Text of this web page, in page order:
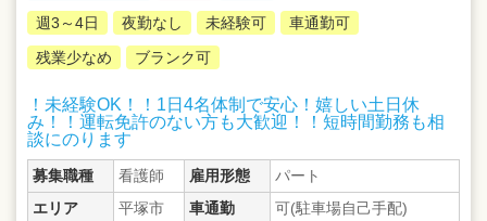
週3～4日 夜勤なし 未経験可
車通勤可
残業少なめ
ブランク可
！未経験OK！！1日4名体制で安心！嬉しい土日休
み！！運転免許のない方も大歓迎！！短時間勤務も相
談にのります
募集職種 看護師 雇用形態
パート
エリア
平塚市 車通勤
可(駐車場自己手配)